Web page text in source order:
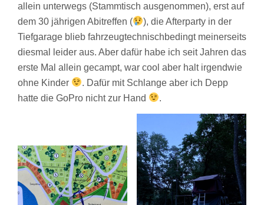
allein unterwegs (Stammtisch ausgenommen), erst auf
dem 30 jährigen Abitreffen (
), die Afterparty in der
Tiefgarage blieb fahrzeugtechnischbedingt meinerseits
diesmal leider aus. Aber dafür habe ich seit Jahren das
erste Mal allein gecampt, war cool aber halt irgendwie
ohne Kinder
. Dafür mit Schlange aber ich Depp
hatte die GoPro nicht zur Hand
.